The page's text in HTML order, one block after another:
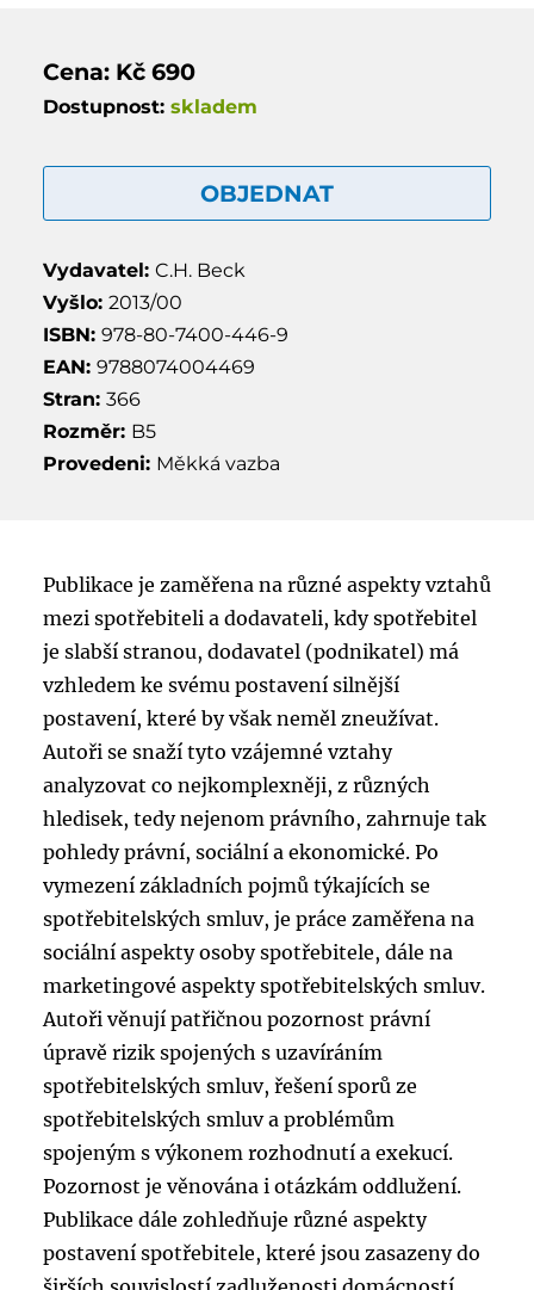
Cena: Kč 690
Dostupnost: skladem
OBJEDNAT
Vydavatel: C.H. Beck
Vyšlo: 2013/00
ISBN: 978-80-7400-446-9
EAN: 9788074004469
Stran: 366
Rozměr: B5
Provedeni: Měkká vazba
Publikace je zaměřena na různé aspekty vztahů
mezi spotřebiteli a dodavateli, kdy spotřebitel
je slabší stranou, dodavatel (podnikatel) má
vzhledem ke svému postavení silnější
postavení, které by však neměl zneužívat.
Autoři se snaží tyto vzájemné vztahy
analyzovat co nejkomplexněji, z různých
hledisek, tedy nejenom právního, zahrnuje tak
pohledy právní, sociální a ekonomické. Po
vymezení základních pojmů týkajících se
spotřebitelských smluv, je práce zaměřena na
sociální aspekty osoby spotřebitele, dále na
marketingové aspekty spotřebitelských smluv.
Autoři věnují patřičnou pozornost právní
úpravě rizik spojených s uzavíráním
spotřebitelských smluv, řešení sporů ze
spotřebitelských smluv a problémům
spojeným s výkonem rozhodnutí a exekucí.
Pozornost je věnována i otázkám oddlužení.
Publikace dále zohledňuje různé aspekty
postavení spotřebitele, které jsou zasazeny do